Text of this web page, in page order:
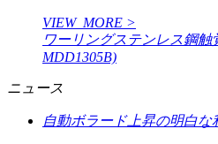
VIEW_MORE >
ワーリングステンレス鋼触
MDD1305B)
ニュース
自動ボラード上昇の明白な